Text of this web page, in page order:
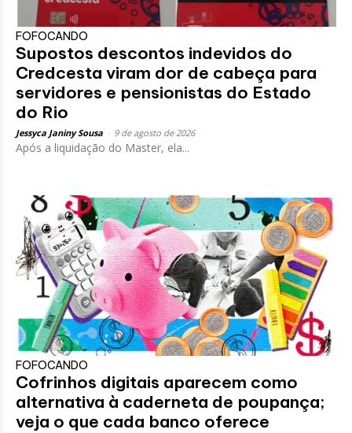
FOFOCANDO
Supostos descontos indevidos do
Credcesta viram dor de cabeça para
servidores e pensionistas do Estado
do Rio
Jessyca Janiny Sousa 9 de agosto de 2026
Após a liquidação do Master, ela...
FOFOCANDO
Cofrinhos digitais aparecem como
alternativa à caderneta de poupança;
veja o que cada banco oferece